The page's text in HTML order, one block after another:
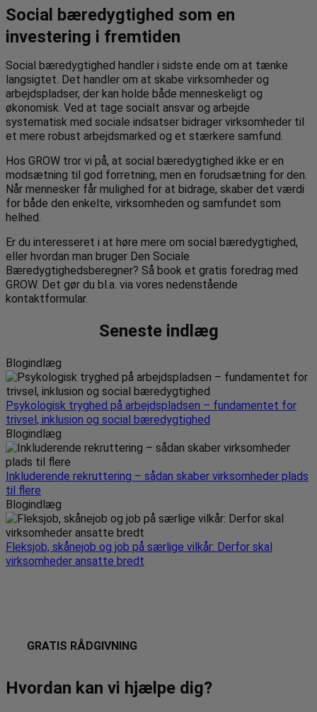
Social bæredygtighed som en
investering i fremtiden
Social bæredygtighed handler i sidste ende om at tænke
langsigtet. Det handler om at skabe virksomheder og
arbejdspladser, der kan holde både menneskeligt og
økonomisk. Ved at tage socialt ansvar og arbejde
systematisk med sociale indsatser bidrager virksomheder til
et mere robust arbejdsmarked og et stærkere samfund.
Hos GROW tror vi på, at social bæredygtighed ikke er en
modsætning til god forretning, men en forudsætning for den.
Når mennesker får mulighed for at bidrage, skaber det værdi
for både den enkelte, virksomheden og samfundet som
helhed.
Er du interesseret i at høre mere om social bæredygtighed,
eller hvordan man bruger Den Sociale
Bæredygtighedsberegner? Så book et gratis foredrag med
GROW. Det gør du bl.a. via vores nedenstående
kontaktformular.
Seneste indlæg
Blogindlæg
Psykologisk tryghed på arbejdspladsen – fundamentet for
trivsel, inklusion og social bæredygtighed
Blogindlæg
Inkluderende rekruttering – sådan skaber virksomheder plads
til flere
Blogindlæg
Fleksjob, skånejob og job på særlige vilkår: Derfor skal
virksomheder ansatte bredt
GRATIS RÅDGIVNING
Hvordan kan vi hjælpe dig?